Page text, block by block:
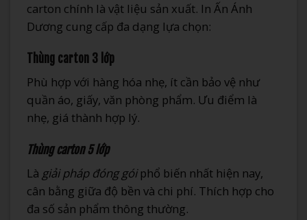
carton chính là vật liệu sản xuất. In Ấn Ánh
Dương cung cấp đa dạng lựa chọn:
Thùng carton 3 lớp
Phù hợp với hàng hóa nhẹ, ít cần bảo vệ như
quần áo, giấy, văn phòng phẩm. Ưu điểm là
nhẹ, giá thành hợp lý.
Thùng carton 5 lớp
Là giải pháp đóng góiphổ biến nhất hiện nay,
cân bằng giữa độ bền và chi phí. Thích hợp cho
đa số sản phẩm thông thường.